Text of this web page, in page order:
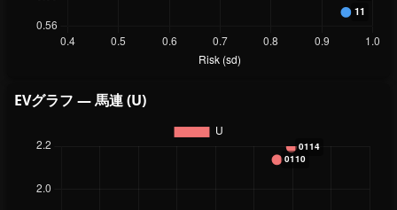
EVグラフ — 馬連 (U)